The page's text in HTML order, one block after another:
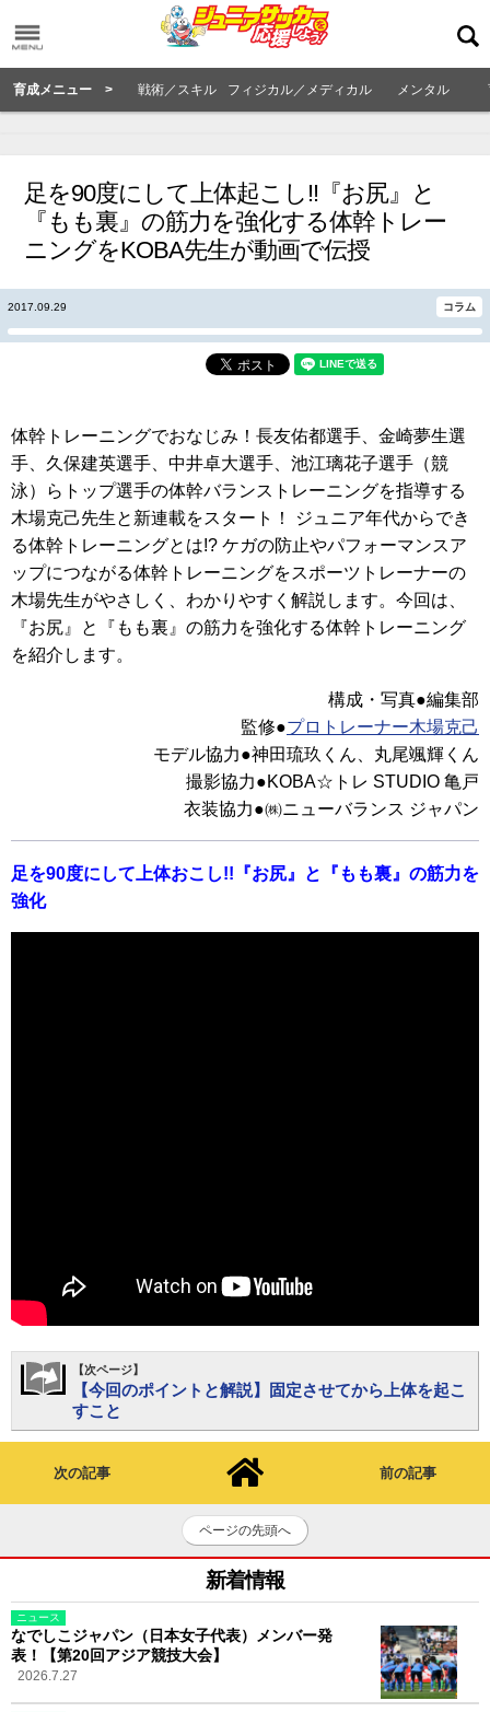
育成メニュー > 戦術／スキル フィジカル／メディカル メンタル
足を90度にして上体起こし!!『お尻』と
『もも裏』の筋力を強化する体幹トレー
ニングをKOBA先生が動画で伝授
2017.09.29 コラム
体幹トレーニングでおなじみ！長友佑都選手、金崎夢生選
手、久保建英選手、中井卓大選手、池江璃花子選手（競
泳）らトップ選手の体幹バランストレーニングを指導する
木場克己先生と新連載をスタート！ ジュニア年代からでき
る体幹トレーニングとは!? ケガの防止やパフォーマンスア
ップにつながる体幹トレーニングをスポーツトレーナーの
木場先生がやさしく、わかりやすく解説します。今回は、
『お尻』と『もも裏』の筋力を強化する体幹トレーニング
を紹介します。
構成・写真●編集部
監修●プロトレーナー木場克己
モデル協力●神田琉玖くん、丸尾颯輝くん
撮影協力●KOBA☆トレ STUDIO 亀戸
衣装協力●㈱ニューバランス ジャパン
足を90度にして上体おこし!!『お尻』と『もも裏』の筋力を
強化
【次ページ】
【今回のポイントと解説】固定させてから上体を起こ
すこと
次の記事 前の記事
ページの先頭へ
新着情報
ニュース
なでしこジャパン（日本女子代表）メンバー発
表！【第20回アジア競技大会】
2026.7.27